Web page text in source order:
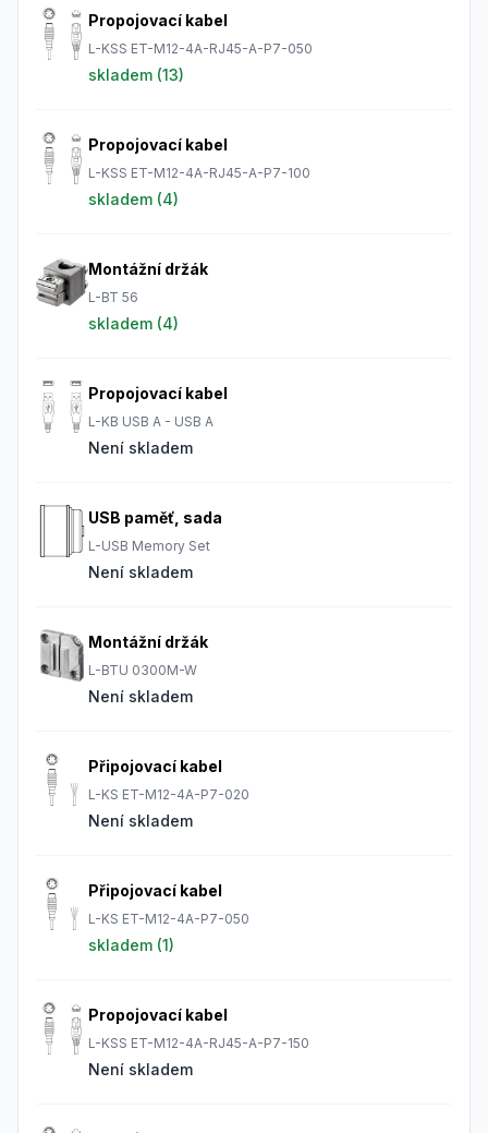
Propojovací kabel
L-KSS ET-M12-4A-RJ45-A-P7-050
skladem (13)
Propojovací kabel
L-KSS ET-M12-4A-RJ45-A-P7-100
skladem (4)
Montážní držák
L-BT 56
skladem (4)
Propojovací kabel
L-KB USB A - USB A
Není skladem
USB paměť, sada
L-USB Memory Set
Není skladem
Montážní držák
L-BTU 0300M-W
Není skladem
Připojovací kabel
L-KS ET-M12-4A-P7-020
Není skladem
Připojovací kabel
L-KS ET-M12-4A-P7-050
skladem (1)
Propojovací kabel
L-KSS ET-M12-4A-RJ45-A-P7-150
Není skladem